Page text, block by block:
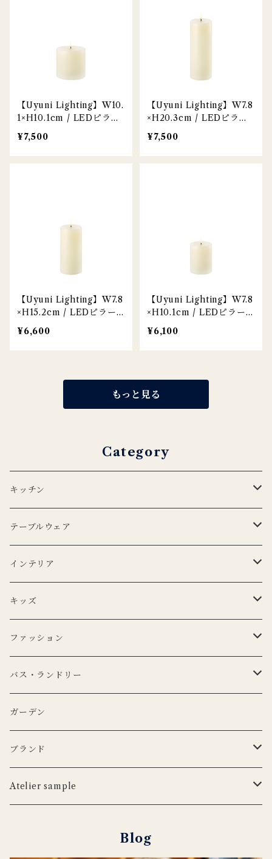
【Uyuni Lighting】W10.
1×H10.1cm / LEDピラー
キャンドル / アイボリー
¥7,500
【Uyuni Lighting】W7.8
×H20.3cm / LEDピラー
キャンドル / アイボリー /
L
¥7,500
【Uyuni Lighting】W7.8
×H15.2cm / LEDピラー
キャンドル / アイボリー /
M
¥6,600
【Uyuni Lighting】W7.8
×H10.1cm / LEDピラーキ
ャンドル / アイボリー / S
¥6,100
もっと見る
Category
キッチン
エプロン
Lino e Lina
BERTOZZI
キッチンクロス
Lino e Lina
BERTOZZI
テーブルウェア
プレート
CARRON
3RD CERAMICS
ボウル
CARRON
KANEKO KOHYO POTTERY
マグカップ
CARRON
3RD CERAMICS
グラス
KIMOTO GLASS TOKYO
LSA
カトラリー
Cutipol
ナプキンリング
WILDLIFE GARDEN
ウッドボード
インテリア
ポータブルランプ
マイクロシリーズ
クラシックシリーズ
LEDキャンドル
LEDキャンドル
Uyuni Lithing
キャンドルホルダー
LSA
DEKO candle
アニマルフック
オブジェ
フラワーベース
Henry Dean
キッズ
ぬいぐるみ
ピロー
ファッション
トートバッグ
CARRON
サスペンダー
BERTELLES
ポーチ
tronco
バス・ランドリー
タオル
ガーデン
ブランド
Blabla Kids
Atelier sample
Blog